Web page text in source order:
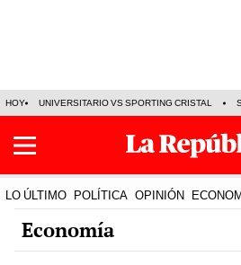
HOY UNIVERSITARIO VS SPORTING CRISTAL
LO ÚLTIMO POLÍTICA OPINIÓN
Economía